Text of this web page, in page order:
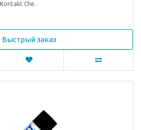
Che..
Быстрый заказ